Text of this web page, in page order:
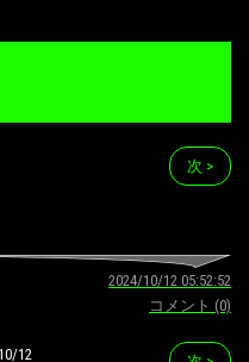
次 >
2024/10/12 05:52:52
コメント (0)
12